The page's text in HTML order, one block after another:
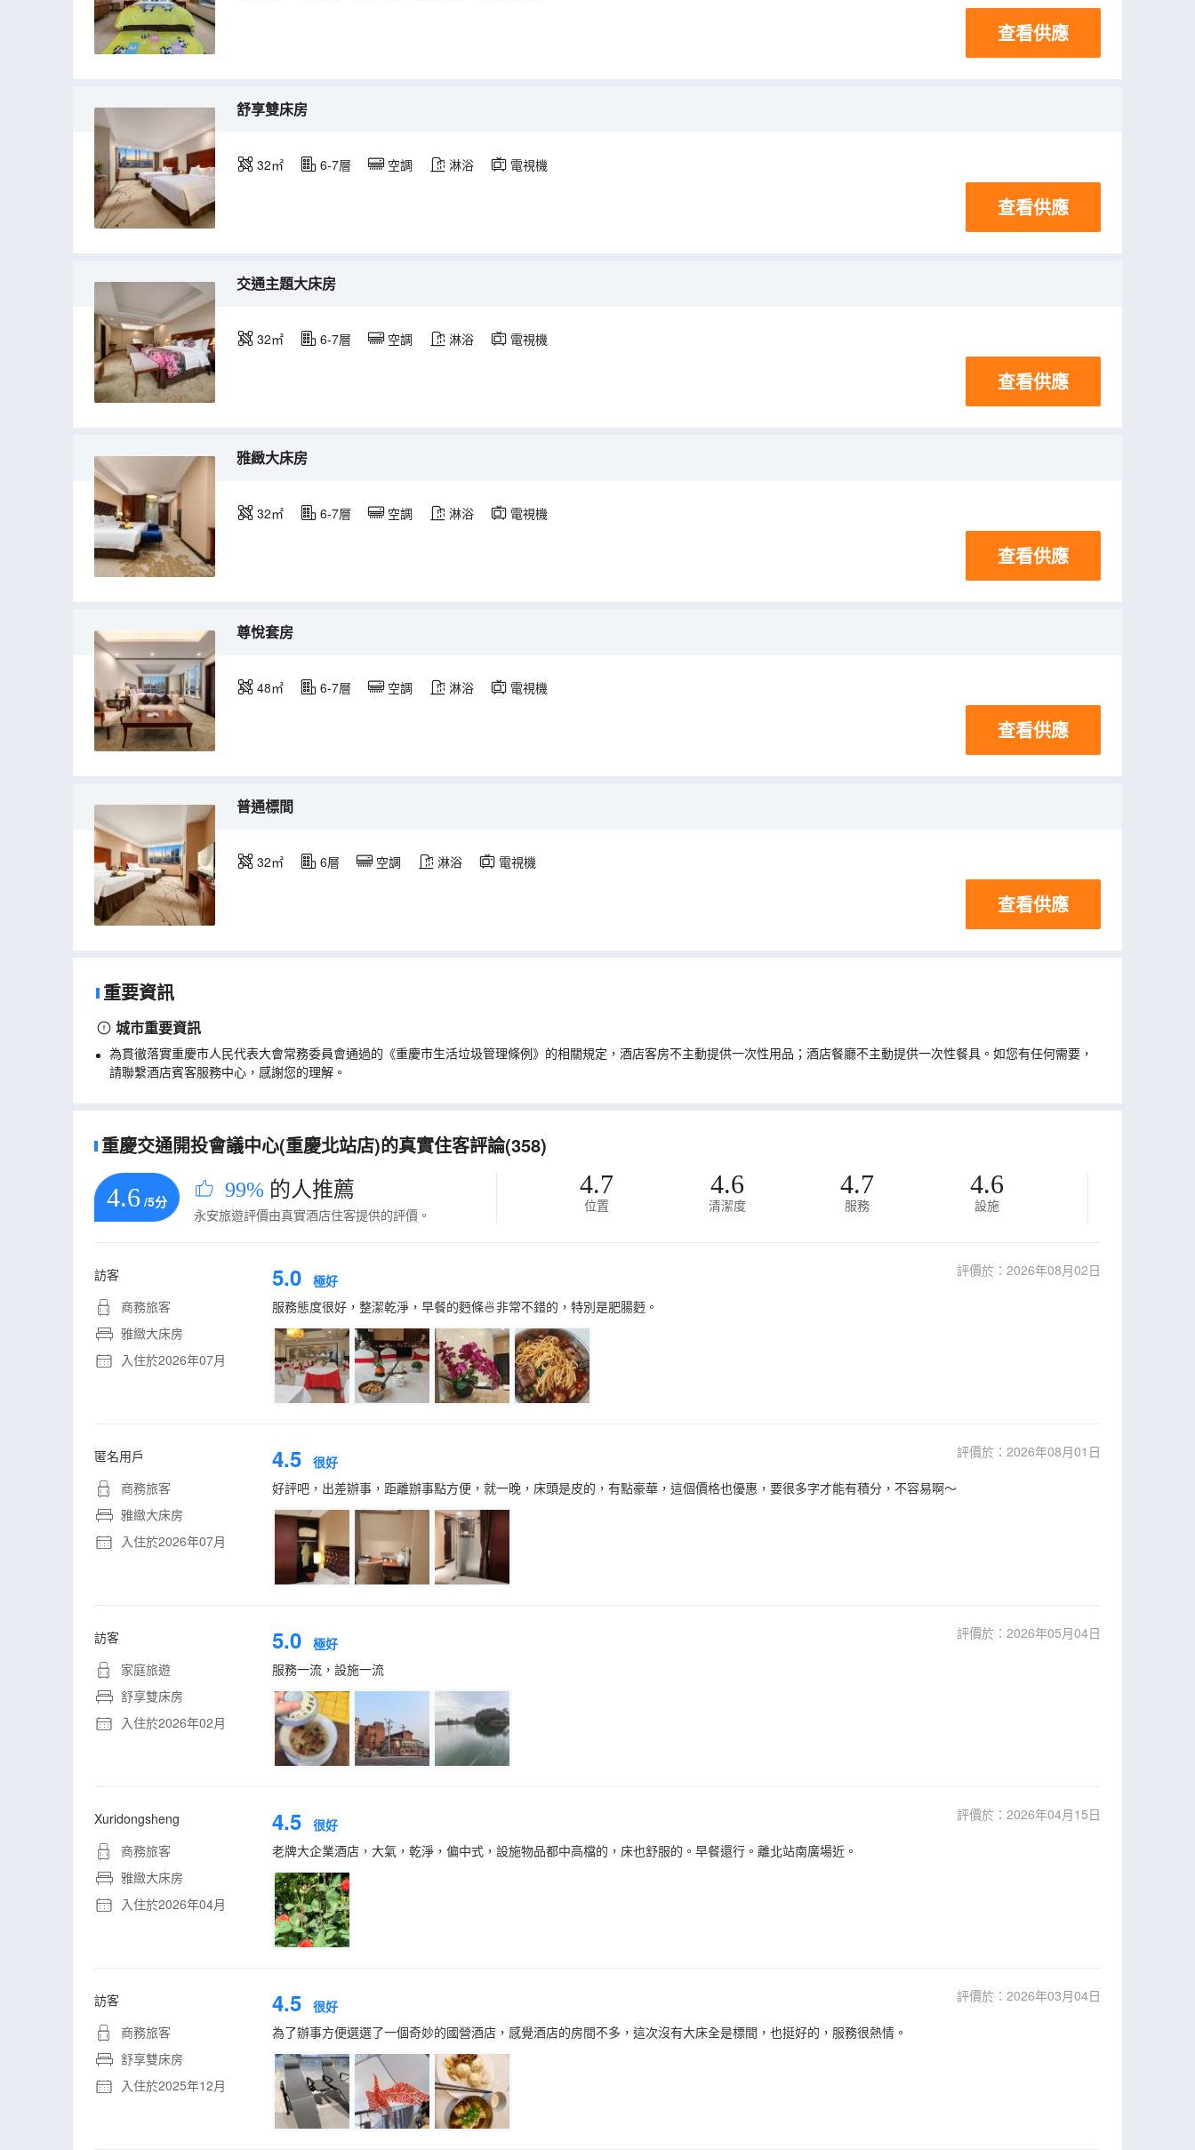
查看供應
舒享雙床房
32㎡ 6-7層 空調 淋浴 電視機
查看供應
交通主題大床房
32㎡ 6-7層 空調 淋浴 電視機
查看供應
雅緻大床房
32㎡ 6-7層 空調 淋浴 電視機
查看供應
尊悅套房
48㎡ 6-7層 空調 淋浴 電視機
查看供應
普通標間
32㎡ 6層 空調 淋浴 電視機
查看供應
重要資訊
城市重要資訊
為貫徹落實重慶市人民代表大會常務委員會通過的《重慶市生活垃圾管理條例》的相關規定，酒店客房不主動提供一次性用品；酒店餐廳不主動提供一次性餐具。如您有任何需要，
請聯繫酒店賓客服務中心，感謝您的理解。
重慶交通開投會議中心(重慶北站店)的真實住客評論(358)
4.6 /5分 99% 的人推薦
永安旅遊評價由真實酒店住客提供的評價。
4.7
位置
4.6
清潔度
4.7
服務
4.6
設施
訪客
商務旅客
雅緻大床房
入住於2026年07月
5.0 極好
評價於：2026年08月02日
服務態度很好，整潔乾淨，早餐的麪條🍜非常不錯的，特別是肥腸麪。
匿名用戶
商務旅客
雅緻大床房
入住於2026年07月
4.5 很好
評價於：2026年08月01日
好評吧，出差辦事，距離辦事點方便，就一晚，床頭是皮的，有點豪華，這個價格也優惠，要很多字才能有積分，不容易啊～
訪客
家庭旅遊
舒享雙床房
入住於2026年02月
5.0 極好
評價於：2026年05月04日
服務一流，設施一流
Xuridongsheng
商務旅客
雅緻大床房
入住於2026年04月
4.5 很好
評價於：2026年04月15日
老牌大企業酒店，大氣，乾淨，偏中式，設施物品都中高檔的，床也舒服的。早餐還行。離北站南廣場近。
訪客
商務旅客
舒享雙床房
入住於2025年12月
4.5 很好
評價於：2026年03月04日
為了辦事方便選選了一個奇妙的國營酒店，感覺酒店的房間不多，這次沒有大床全是標間，也挺好的，服務很熱情。